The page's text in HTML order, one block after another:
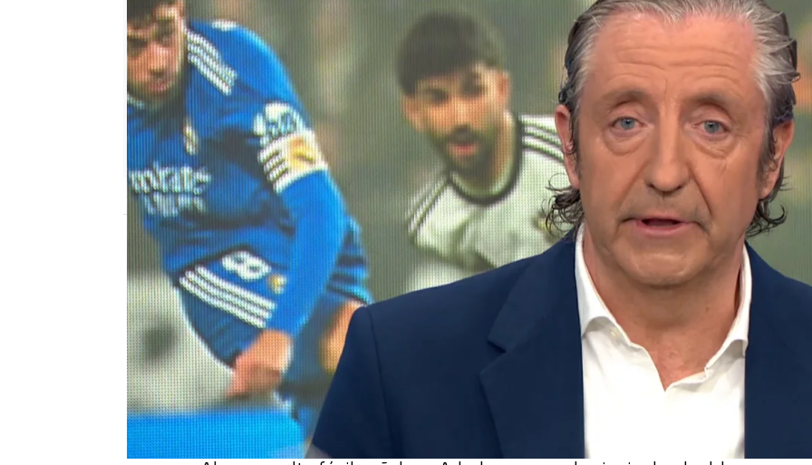
El Chiringuito
Publicado:15 de enero de 2026, 00:58
WhatsappFacebook
Josep Pedrerol, presentador de El Chiringuito, salió a hablar
tras la derrota del Real Madrid ante el Albacete en la Copa del
Rey. El periodista afirmó que, antes de la llegada de Arbeloa,el
Madrid no jugaba a nada y que físicamente estaba —y sigue
estando— roto
, algo que, según él, se ha confirmado con los
últimos resultados.